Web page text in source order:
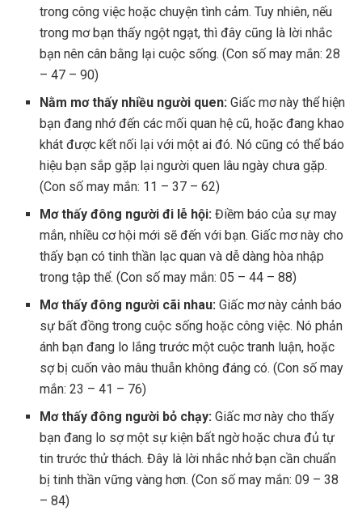
trong công việc hoặc chuyện tình cảm. Tuy nhiên, nếu
trong mơ bạn thấy ngột ngạt, thì đây cũng là lời nhắc
bạn nên cân bằng lại cuộc sống. (Con số may mắn: 28
– 47 – 90)
Nằm mơ thấy nhiều người quen: Giấc mơ này thể hiện
bạn đang nhớ đến các mối quan hệ cũ, hoặc đang khao
khát được kết nối lại với một ai đó. Nó cũng có thể báo
hiệu bạn sắp gặp lại người quen lâu ngày chưa gặp.
(Con số may mắn: 11 – 37 – 62)
Mơ thấy đông người đi lễ hội: Điềm báo của sự may
mắn, nhiều cơ hội mới sẽ đến với bạn. Giấc mơ này cho
thấy bạn có tinh thần lạc quan và dễ dàng hòa nhập
trong tập thể. (Con số may mắn: 05 – 44 – 88)
Mơ thấy đông người cãi nhau: Giấc mơ này cảnh báo
sự bất đồng trong cuộc sống hoặc công việc. Nó phản
ánh bạn đang lo lắng trước một cuộc tranh luận, hoặc
sợ bị cuốn vào mâu thuẫn không đáng có. (Con số may
mắn: 23 – 41 – 76)
Mơ thấy đông người bỏ chạy: Giấc mơ này cho thấy
bạn đang lo sợ một sự kiện bất ngờ hoặc chưa đủ tự
tin trước thử thách. Đây là lời nhắc nhở bạn cần chuẩn
bị tinh thần vững vàng hơn. (Con số may mắn: 09 – 38
– 84)